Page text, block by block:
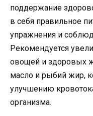
поддержание
в себя правильное
упражнения и
Рекомендуется
овощей и здоровых
масло и рыбий жир,
улучшению
организма.